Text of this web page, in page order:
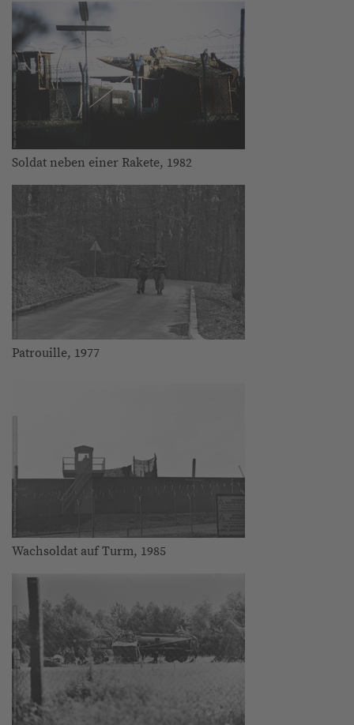
Soldat neben einer Rakete, 1982
Patrouille, 1977
Wachsoldat auf Turm, 1985